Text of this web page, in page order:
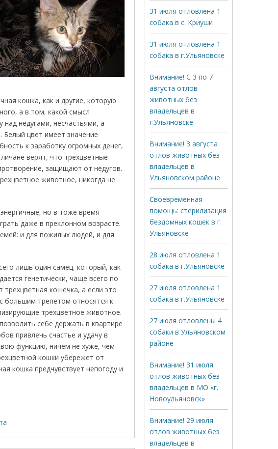
кошка, как и другие, которую
а в том, какой смысл
над недугами, несчастьями, а
цвет имеет значение
к заработку огромных денег,
верят, что трехцветные
защищают от недугов.
животное, никогда не
но в тоже время
даже в преклонном возрасте.
и для пожилых людей, и для
лишь один самец, который, как
генетически, чаще всего по
трехцветная кошечка, а если это
большим трепетом относятся к
трехцветное животное.
себе держать в квартире
привлечь счастье и удачу в
функцию, ничем не хуже, чем
кошки убережет от
кошка предчувствует непогоду и
31 июля отловлена 1
собака в с. Криуши
31 июля отловлена 1
собака в г.Ульяновске
Внимание! С 3 по 7
августа отлов
животных без
владельцев в
г.Ульяновске
Внимание! 3 августа
отлов животных без
владельцев в
Ульяновском районе
Своевременная
помощь: стерилизация
бездомных кошек в г.
Ульяновске
28 июля отловлена 1
собака в г.Ульяновске
27 июля отловлена 1
собака в г.Ульяновске
27 июля отловлены 4
собаки в Ульяновском
районе
Внимание! 31 июля
отлов животных без
владельцев в МО «г.
Новоульяновск»
Внимание! 29 июля
отлов животных без
владельцев в